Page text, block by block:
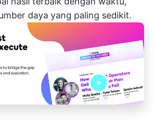
daya yang paling sedikit.